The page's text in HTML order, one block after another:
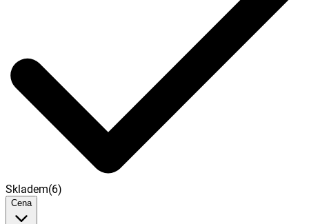
Skladem(6)
Cena